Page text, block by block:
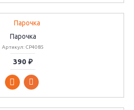
Парочка
Артикул: СР4085
390 ₽